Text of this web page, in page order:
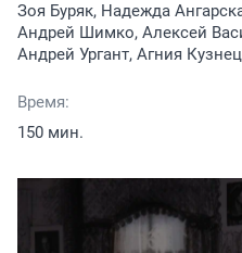
Зоя Буряк, Надежда
Андрей Шимко, Алексей
Андрей Ургант, Агния
Время:
150 мин.